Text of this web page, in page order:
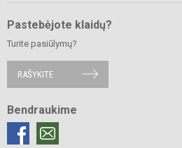
Pastebėjote klaidų?
Turite pasiūlymų?
RAŠYKITE
Bendraukime